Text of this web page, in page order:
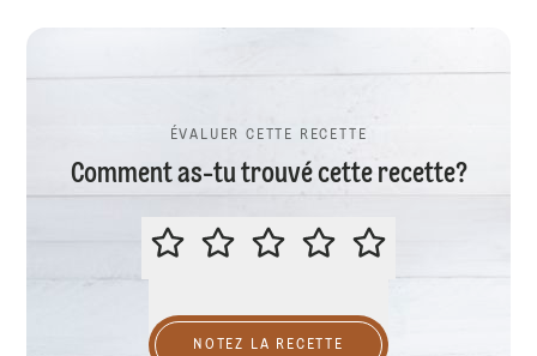
ÉVALUER CETTE RECETTE
Comment as-tu trouvé cette recette?
ÉVALUER CETTE RECETTE
NOTEZ LA RECETTE